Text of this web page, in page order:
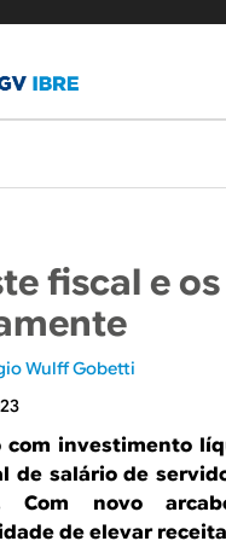
fiscal e
Wulff Gobetti
com investimento
de salário de
Com novo
de elevar